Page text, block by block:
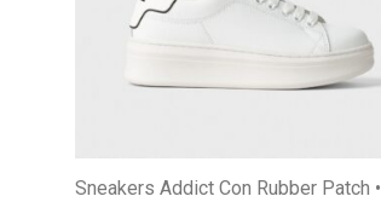
Sneakers Addict Con Rubber Patch •